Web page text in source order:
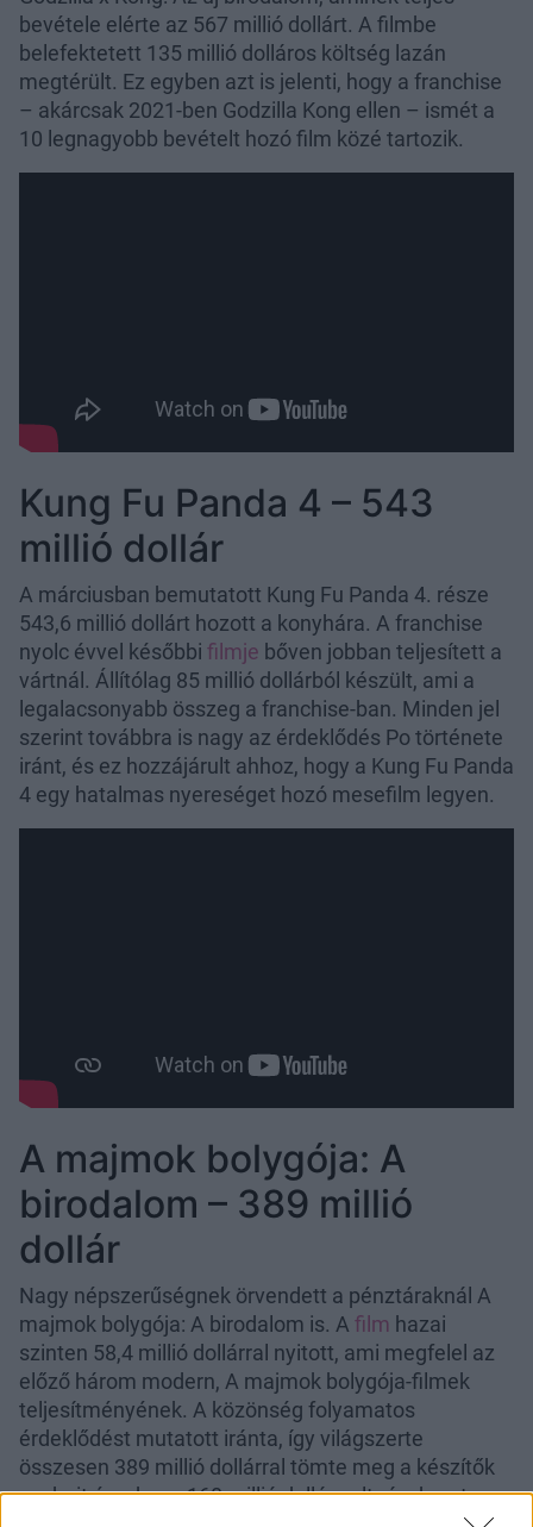
bevétele elérte az 567 millió dollárt. A filmbe
belefektetett 135 millió dolláros költség lazán
megtérült. Ez egyben azt is jelenti, hogy a franchise
– akárcsak 2021-ben Godzilla Kong ellen – ismét a
10 legnagyobb bevételt hozó film közé tartozik.
Kung Fu Panda 4 – 543
millió dollár
A márciusban bemutatott Kung Fu Panda 4. része
543,6 millió dollárt hozott a konyhára. A franchise
nyolc évvel későbbi filmje bőven jobban teljesített a
vártnál. Állítólag 85 millió dollárból készült, ami a
legalacsonyabb összeg a franchise-ban. Minden jel
szerint továbbra is nagy az érdeklődés Po története
iránt, és ez hozzájárult ahhoz, hogy a Kung Fu Panda
4 egy hatalmas nyereséget hozó mesefilm legyen.
A majmok bolygója: A
birodalom – 389 millió
dollár
Nagy népszerűségnek örvendett a pénztáraknál A
majmok bolygója: A birodalom is. A film hazai
szinten 58,4 millió dollárral nyitott, ami megfelel az
előző három modern, A majmok bolygója-filmek
teljesítményének. A közönség folyamatos
érdeklődést mutatott iránta, így világszerte
összesen 389 millió dollárral tömte meg a készítők
zsebeit úgy, hogy 160 millió dollár volt rá a keret.